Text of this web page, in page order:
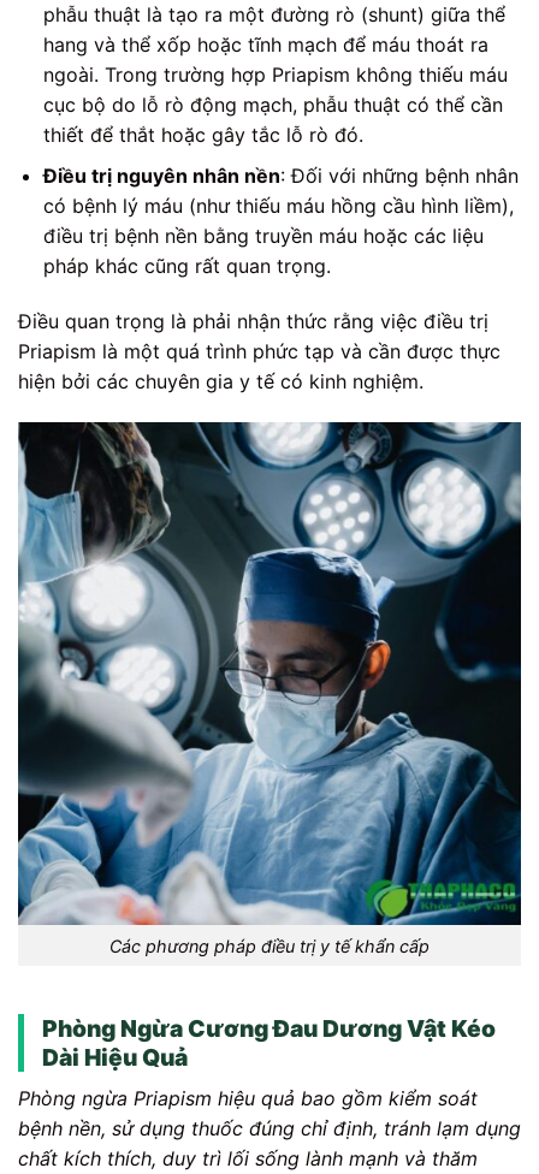
phẫu thuật là tạo ra một đường rò (shunt) giữa thể
hang và thể xốp hoặc tĩnh mạch để máu thoát ra
ngoài. Trong trường hợp Priapism không thiếu máu
cục bộ do lỗ rò động mạch, phẫu thuật có thể cần
thiết để thắt hoặc gây tắc lỗ rò đó.
Điều trị nguyên nhân nền: Đối với những bệnh nhân
có bệnh lý máu (như thiếu máu hồng cầu hình liềm),
điều trị bệnh nền bằng truyền máu hoặc các liệu
pháp khác cũng rất quan trọng.
Điều quan trọng là phải nhận thức rằng việc điều trị
Priapism là một quá trình phức tạp và cần được thực
hiện bởi các chuyên gia y tế có kinh nghiệm.
Các phương pháp điều trị y tế khẩn cấp
Phòng Ngừa Cương Đau Dương Vật Kéo
Dài Hiệu Quả
Phòng ngừa Priapism hiệu quả bao gồm kiểm soát
bệnh nền, sử dụng thuốc đúng chỉ định, tránh lạm dụng
chất kích thích, duy trì lối sống lành mạnh và thăm